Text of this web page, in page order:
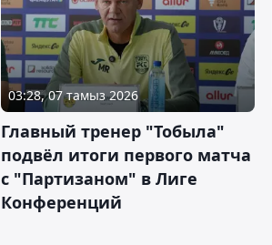
03:28, 07 тамыз 2026
Главный тренер "Тобыла"
подвёл итоги первого матча
с "Партизаном" в Лиге
Конференций